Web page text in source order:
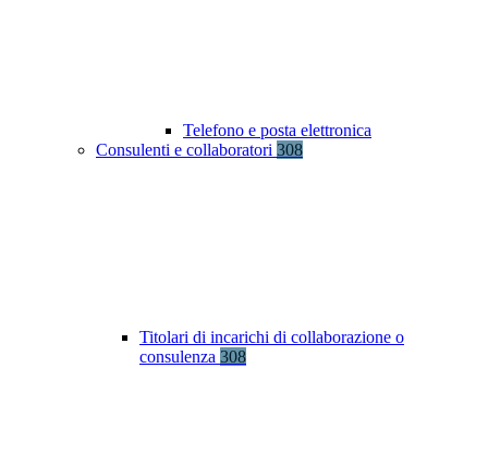
Telefono e posta elettronica
Consulenti e collaboratori 308
Titolari di incarichi di collaborazione o
consulenza 308